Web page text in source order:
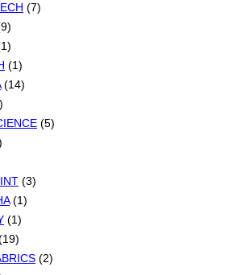
(7)
(1)
(14)
(5)
(3)
(1)
(1)
(2)